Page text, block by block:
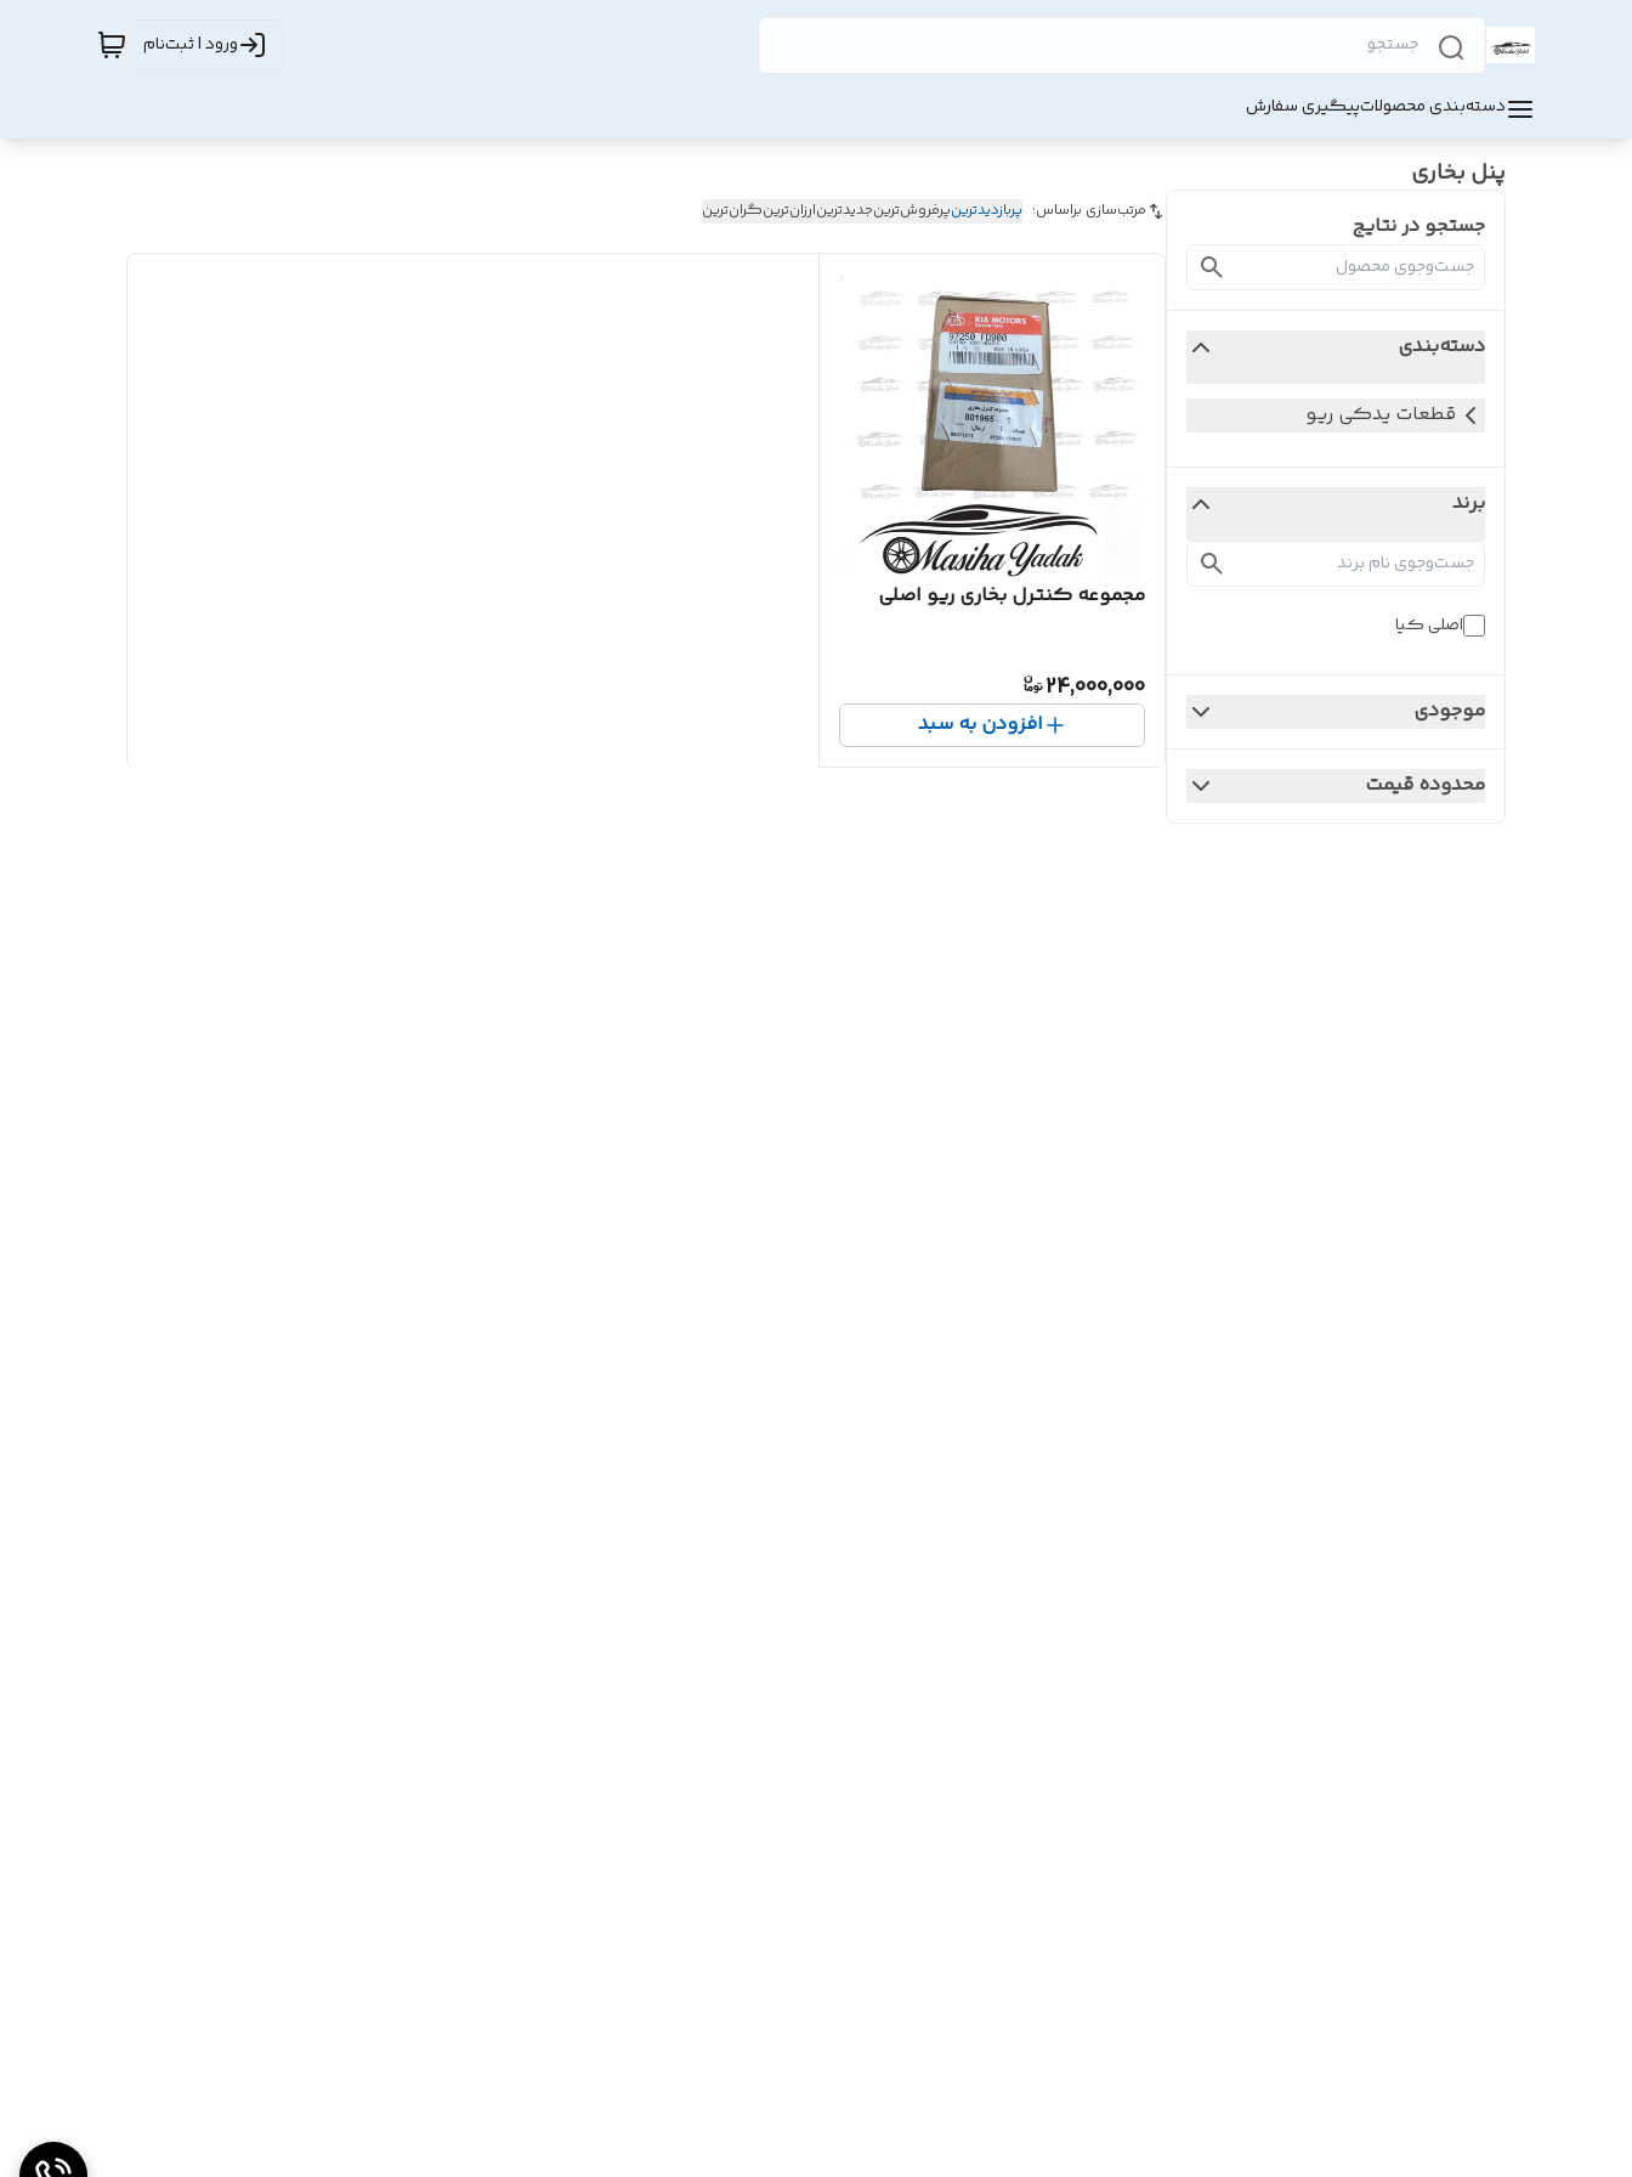
ورود | ثبت‌نام
دسته‌بندی محصولاتپیگیری سفارش
پنل بخاری
جستجو در نتایج
دسته‌بندی
قطعات یدکی ریو
برند
اصلی کیا
موجودی
محدوده قیمت
مرتب‌سازی براساس: پربازدیدترینپرفروش‌ترینجدیدترینارزان‌ترینگران‌ترین
مجموعه کنترل بخاری ریو اصلی
24,000,000
افزودن به سبد